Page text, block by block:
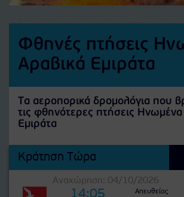
Φθηνές πτήσεις
Αραβικά Εμιράτα
Τα αεροπορικά δρομολόγια που
τις φθηνότερες πτήσεις
Εμιράτα
Κράτηση Τώρα
Αναχώρηση: 04/10/2026
Απευθείας